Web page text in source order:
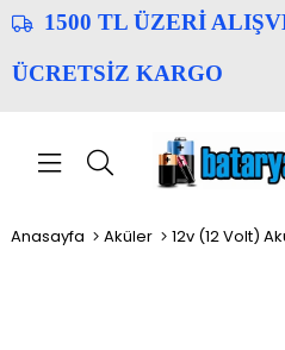
1500 TL ÜZERİ
ÜCRETSİZ KARGO
Anasayfa Aküler 12v (12 Volt)